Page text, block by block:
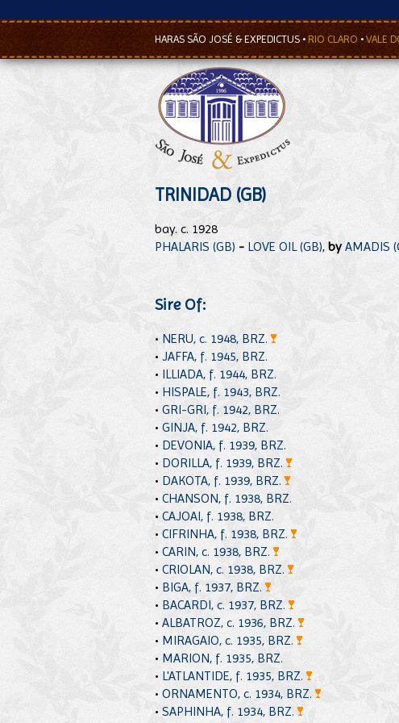
HARAS SÃO JOSÉ & EXPEDICTUS • RIO CLARO •VALE
TRINIDAD (GB)
bay. c. 1928
PHALARIS (GB) - LOVE OIL (GB), by AMADIS
Sire Of:
• NERU, c. 1948, BRZ.
• JAFFA, f. 1945, BRZ.
• ILLIADA, f. 1944, BRZ.
• HISPALE, f. 1943, BRZ.
• GRI-GRI, f. 1942, BRZ.
• GINJA, f. 1942, BRZ.
• DEVONIA, f. 1939, BRZ.
• DORILLA, f. 1939, BRZ.
• DAKOTA, f. 1939, BRZ.
• CHANSON, f. 1938, BRZ.
• CAJOAI, f. 1938, BRZ.
• CIFRINHA, f. 1938, BRZ.
• CARIN, c. 1938, BRZ.
• CRIOLAN, c. 1938, BRZ.
• BIGA, f. 1937, BRZ.
• BACARDI, c. 1937, BRZ.
• ALBATROZ, c. 1936, BRZ.
• MIRAGAIO, c. 1935, BRZ.
• MARION, f. 1935, BRZ.
• L'ATLANTIDE, f. 1935, BRZ.
• ORNAMENTO, c. 1934, BRZ.
• SAPHINHA, f. 1934, BRZ.